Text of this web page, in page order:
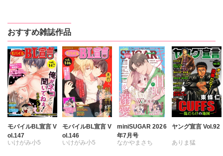
冬坂ころも
冬坂ころも
園家あきる
サクラサクヤ
サクラサクヤ
おすすめ雑誌作品
モバイルBL宣言 V
ol.147
いけがみ小5
モバイルBL宣言 V
ol.146
いけがみ小5
miniSUGAR 2026
年7月号
なかやまさち
ヤング宣言 Vol.92
ありま猛